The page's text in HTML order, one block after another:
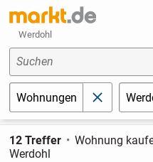
Werdohl
Suchen
Wohnungen schließen
12 Treffer
Wohnung
Werdohl